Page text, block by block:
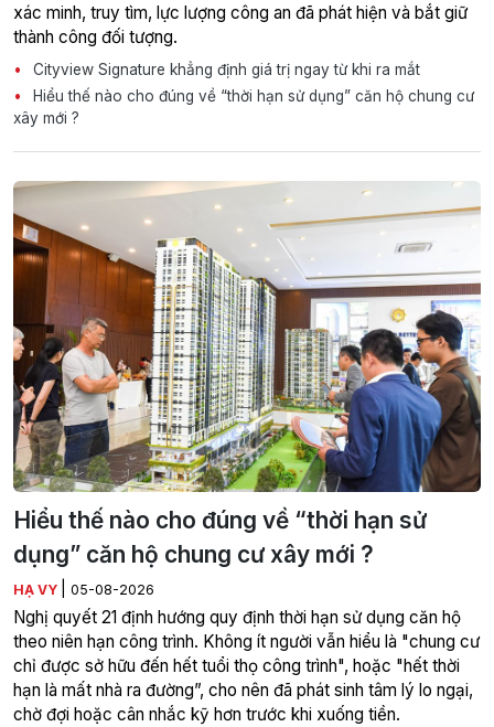
xác minh, truy tìm, lực lượng công an đã phát hiện và bắt giữ
thành công đối tượng.
Cityview Signature khẳng định giá trị ngay từ khi ra mắt
Hiểu thế nào cho đúng về “thời hạn sử dụng” căn hộ chung cư
xây mới ?
Hiểu thế nào cho đúng về “thời hạn sử
dụng” căn hộ chung cư xây mới ?
HẠ VY 05-08-2026
Nghị quyết 21 định hướng quy định thời hạn sử dụng căn hộ
theo niên hạn công trình. Không ít người vẫn hiểu là "chung cư
chỉ được sở hữu đến hết tuổi thọ công trình", hoặc "hết thời
hạn là mất nhà ra đường”, cho nên đã phát sinh tâm lý lo ngại,
chờ đợi hoặc cân nhắc kỹ hơn trước khi xuống tiền.